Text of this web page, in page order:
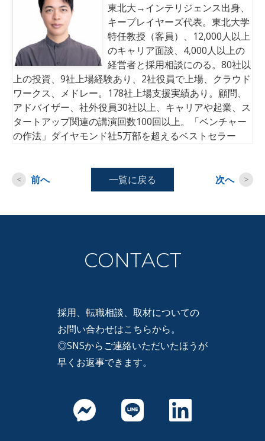
東北大→インテリジェンス出身、
キープレイヤーズ代表。東北大学
特任教授（客員）、12,000人以上
のキャリア面談、4,000人以上の
経営者と採用相談にのる。80社以
上の投資、9社上場経験あり、2社役員で上場、クラウド
ワークス、メドレー。178社上場支援実績あり。顧問、
アドバイザー、社外役員30社以上、キャリアや起業、ス
タートアップ関連の講演回数100回以上。「ベンチャー
の作法」ダイヤモンド社5万部を超えるベストセラー
< 前へ 一覧に戻る 次へ >
CONTACT
採用、転職相談、取材についての
お問い合わせはこちらから。
◎SNSからご連絡いただいたほうが
早くお返事できます。